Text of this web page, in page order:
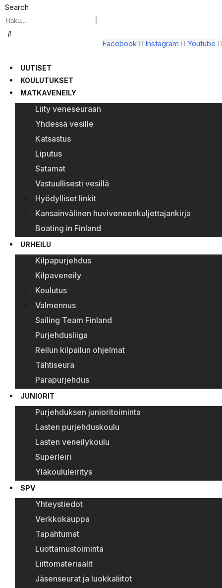
Search
Facebook Instagram Youtube
UUTISET
KOULUTUKSET
MATKAVENEILY
Liity veneseuraan
Yhdessä vesille
Katsastus
Liputus
Satamat
Vastuullisesti vesillä
Hyödylliset linkit
Kansainvälinen huviveneenkuljettajankirja
Boating in Finland
URHEILU
Kilpapurjehdus
Kilpaveneily
Koulutus
Valmennus
Sailing Team Finland
Purjehdusliiga
Reilun kilpailun ohjelmat
Tähtiseura
Parapurjehdus
JUNIORIT
Purjehduksen junioritoiminta
Lasten purjehduskoulu
Lasten veneilykoulu
Superleiri
Yläkoululeiritys
SPV
Yhteystiedot
Verkkokauppa
Tapahtumat
Luottamustoiminta
Liittomateriaalit
Jäsenseurat ja luokkaliitot